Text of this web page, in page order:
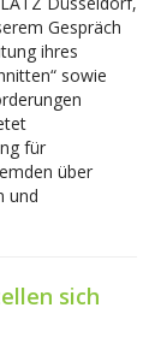
Gespräch
ihres
sowie
für
über
und
sich